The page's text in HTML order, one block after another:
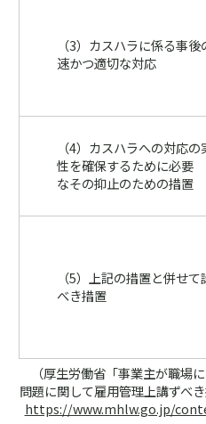
（3）カスハラに係る事後
速かつ適切な対応
（4）カスハラへの対応の
性を確保するために必要
なその抑止のための措置
（5）上記の措置と併せて
べき措置
（厚生労働省「事業主が職場
問題に関して雇用管理上講ずべ
https://www.mhlw.go.jp/